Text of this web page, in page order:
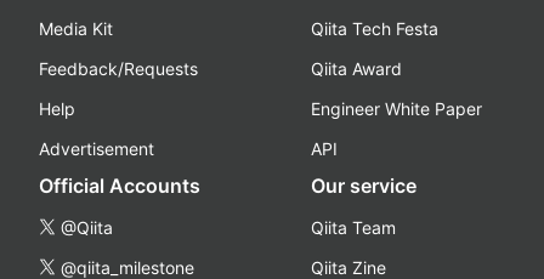
Media Kit
Feedback/Requests
Help
Advertisement
Qiita Tech Festa
Qiita Award
Engineer White Paper
API
Official Accounts
@Qiita
@qiita_milestone
Our service
Qiita Team
Qiita Zine